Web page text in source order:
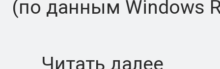
(по данным Windows
Читать далее